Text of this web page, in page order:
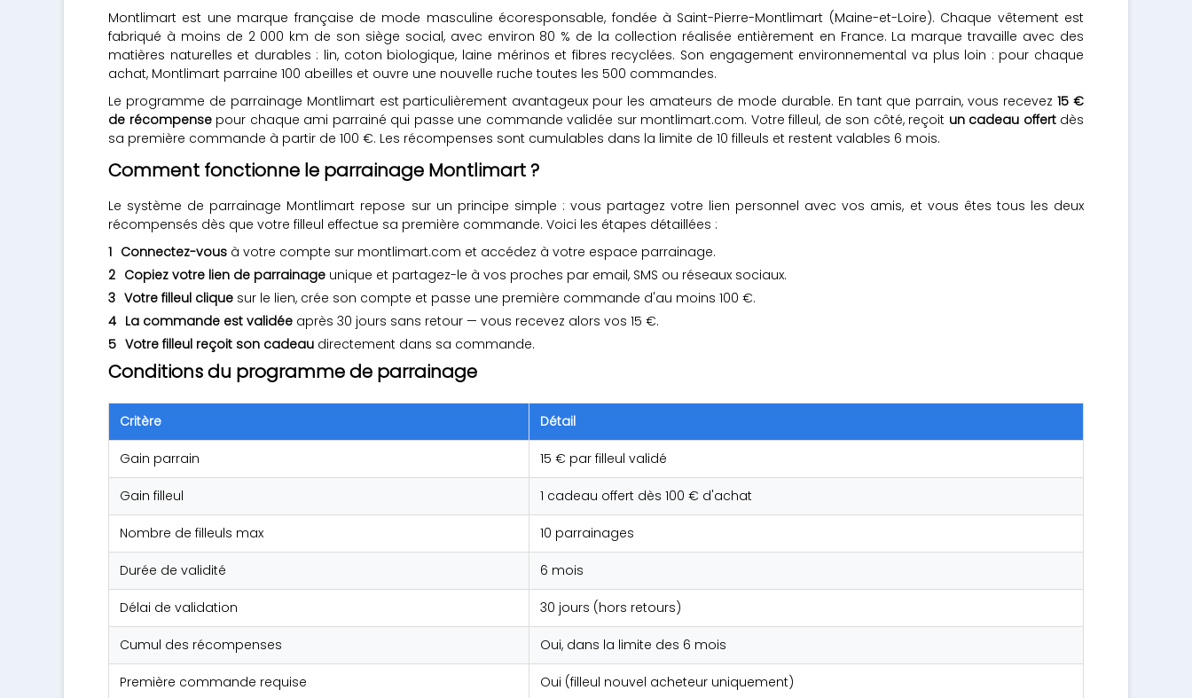
Montlimart est une marque française de mode masculine écoresponsable, fondée à Saint-Pierre-Montlimart (Maine-et-Loire). Chaque vêtement est
fabriqué à moins de 2 000 km de son siège social, avec environ 80 % de la collection réalisée entièrement en France. La marque travaille avec des
matières naturelles et durables : lin, coton biologique, laine mérinos et fibres recyclées. Son engagement environnemental va plus loin : pour chaque
achat, Montlimart parraine 100 abeilles et ouvre une nouvelle ruche toutes les 500 commandes.
Le programme de parrainage Montlimart est particulièrement avantageux pour les amateurs de mode durable. En tant que parrain, vous recevez15 €
de récompensepour chaque ami parrainé qui passe une commande validée sur montlimart.com. Votre filleul, de son côté, reçoit un cadeau offertdès
sa première commande à partir de 100 €. Les récompenses sont cumulables dans la limite de 10 filleuls et restent valables 6 mois.
Comment fonctionne le parrainage Montlimart ?
Le système de parrainage Montlimart repose sur un principe simple : vous partagez votre lien personnel avec vos amis, et vous êtes tous les deux
récompensés dès que votre filleul effectue sa première commande. Voici les étapes détaillées :
Connectez-vous à votre compte sur montlimart.com et accédez à votre espace parrainage.
Copiez votre lien de parrainage unique et partagez-le à vos proches par email, SMS ou réseaux sociaux.
Votre filleul clique sur le lien, crée son compte et passe une première commande d'au moins 100 €.
La commande est validée après 30 jours sans retour — vous recevez alors vos 15 €.
Votre filleul reçoit son cadeau directement dans sa commande.
Conditions du programme de parrainage
Critère Détail
Gain parrain 15 € par filleul validé
Gain filleul 1 cadeau offert dès 100 € d'achat
Nombre de filleuls max 10 parrainages
Durée de validité 6 mois
Délai de validation 30 jours (hors retours)
Cumul des récompenses Oui, dans la limite des 6 mois
Première commande requise Oui (filleul nouvel acheteur uniquement)